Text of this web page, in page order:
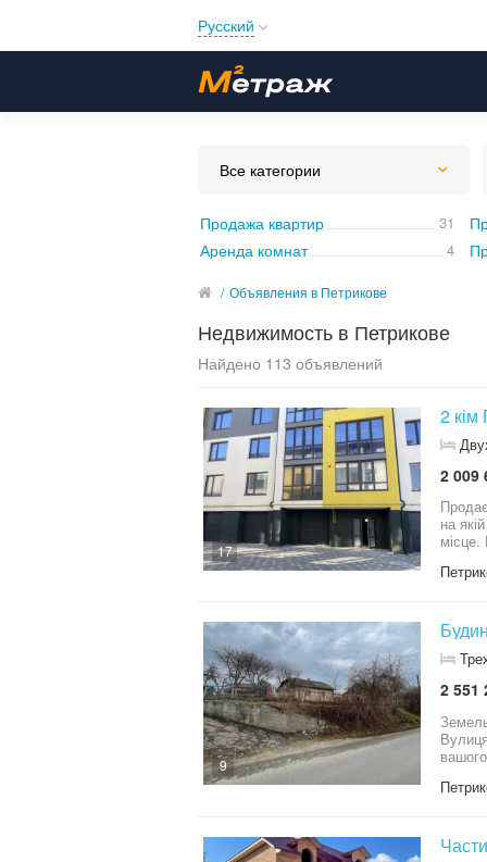
Русский
Українська
Все категории
Продажа квартир 31
Аренда комнат 4
/ Объявления в Петрикове
Недвижимость в Петрикове
Найдено 113 объявлений
17
2 кім
2 009
на
9
2 551
Вулиця обжита.